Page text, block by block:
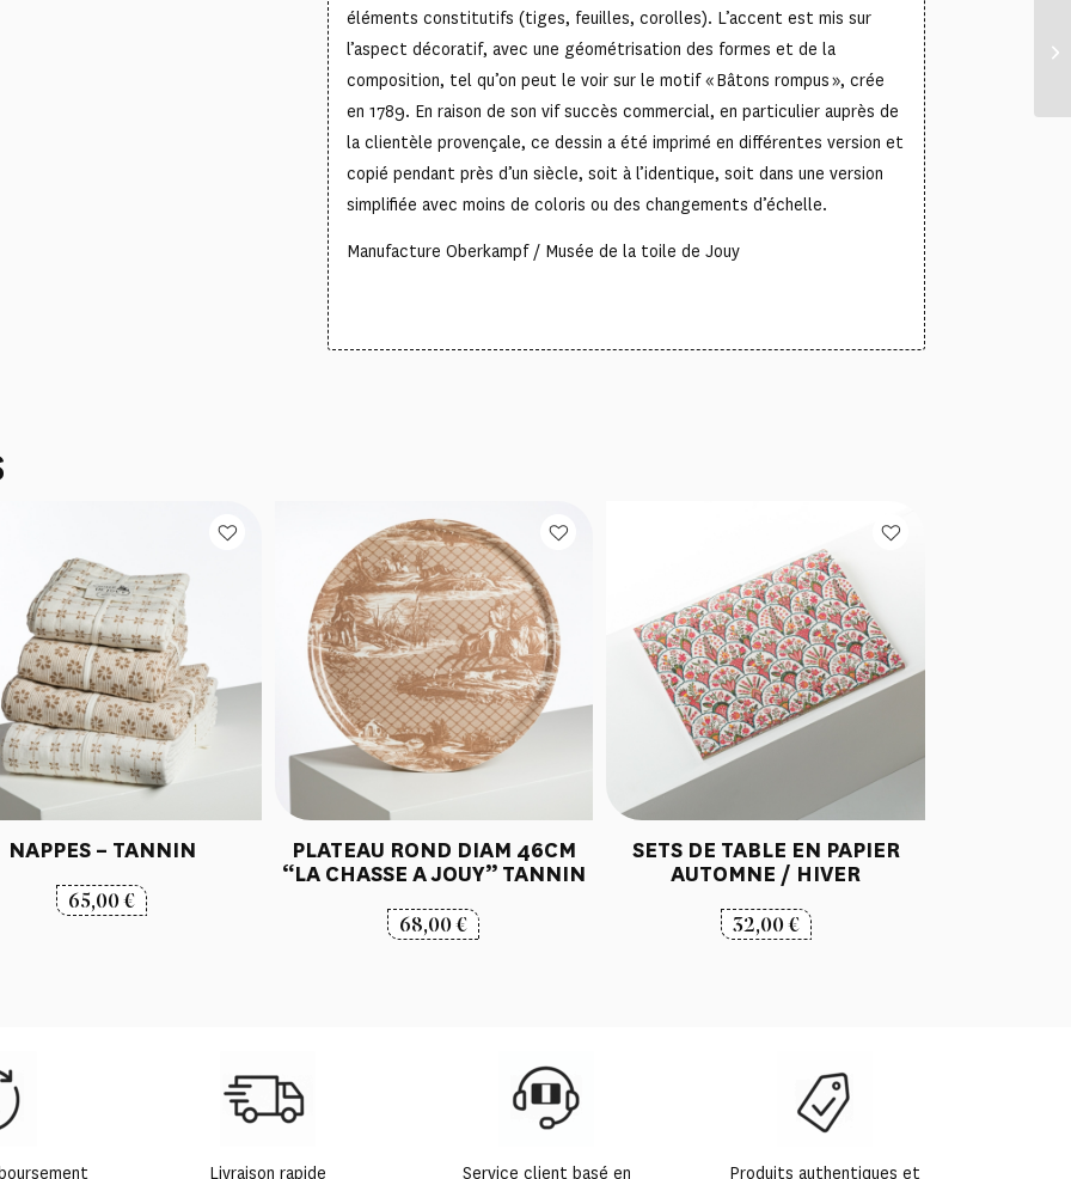
éléments constitutifs (tiges, feuilles, corolles). L’accent est mis sur
l’aspect décoratif, avec une géométrisation des formes et de la
composition, tel qu’on peut le voir sur le motif « Bâtons rompus », crée
en 1789. En raison de son vif succès commercial, en particulier auprès de
la clientèle provençale, ce dessin a été imprimé en différentes version et
copié pendant près d’un siècle, soit à l’identique, soit dans une version
simplifiée avec moins de coloris ou des changements d’échelle.
Manufacture Oberkampf / Musée de la toile de Jouy
NAPPES – TANNIN
65,00€
PLATEAU ROND DIAM 46CM
“LA CHASSE A JOUY” TANNIN
68,00€
SETS DE TABLE EN PAPIER
AUTOMNE / HIVER
32,00€
Livraison rapide Service client basé en Produits authentiques et